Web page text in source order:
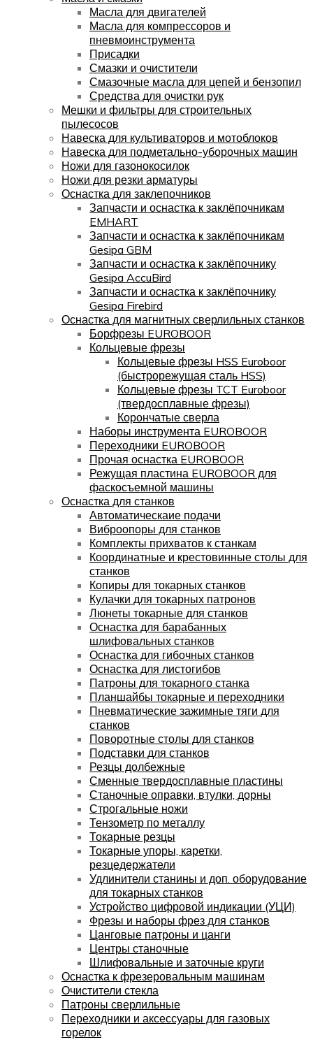
Масла для двигателей
Масла для компрессоров и
пневмоинструмента
Присадки
Смазки и очистители
Смазочные масла для цепей и бензопил
Средства для очистки рук
Мешки и фильтры для строительных
пылесосов
Навеска для культиваторов и мотоблоков
Навеска для подметально-уборочных машин
Ножи для газонокосилок
Ножи для резки арматуры
Оснастка для заклепочников
Запчасти и оснастка к заклёпочникам
EMHART
Запчасти и оснастка к заклёпочникам
Gesipa GBM
Запчасти и оснастка к заклёпочнику
Gesipa AccuBird
Запчасти и оснастка к заклёпочнику
Gesipa Firebird
Оснастка для магнитных сверлильных станков
Борфрезы EUROBOOR
Кольцевые фрезы
Кольцевые фрезы HSS Euroboor
(быстрорежущая сталь HSS)
Кольцевые фрезы TCT Euroboor
(твердосплавные фрезы)
Корончатые сверла
Наборы инструмента EUROBOOR
Переходники EUROBOOR
Прочая оснастка EUROBOOR
Режущая пластина EUROBOOR для
фаскосъемной машины
Оснастка для станков
Автоматическаие подачи
Виброопоры для станков
Комплекты прихватов к станкам
Координатные и крестовинные столы для
станков
Копиры для токарных станков
Кулачки для токарных патронов
Люнеты токарные для станков
Оснастка для барабанных
шлифовальных станков
Оснастка для гибочных станков
Оснастка для листогибов
Патроны для токарного станка
Планшайбы токарные и переходники
Пневматические зажимные тяги для
станков
Поворотные столы для станков
Подставки для станков
Резцы долбежные
Сменные твердосплавные пластины
Станочные оправки, втулки, дорны
Строгальные ножи
Тензометр по металлу
Токарные резцы
Токарные упоры, каретки,
резцедержатели
Удлинители станины и доп. оборудование
для токарных станков
Устройство цифровой индикации (УЦИ)
Фрезы и наборы фрез для станков
Цанговые патроны и цанги
Центры станочные
Шлифовальные и заточные круги
Оснастка к фрезеровальным машинам
Очистители стекла
Патроны сверлильные
Переходники и аксессуары для газовых
горелок